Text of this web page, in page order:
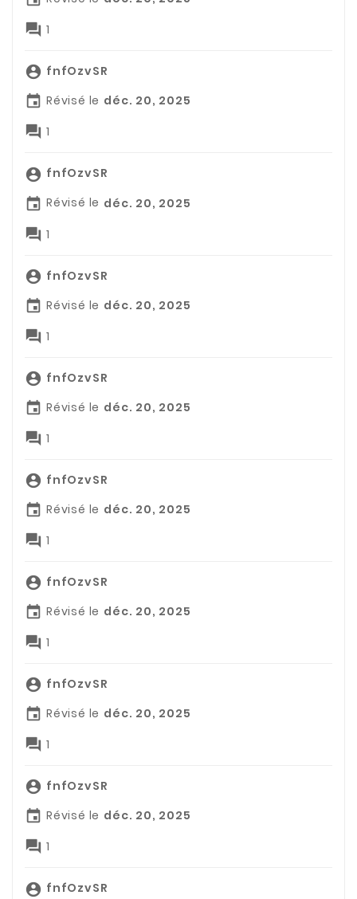
 1
 fnfOzvSR
 Révisé le déc. 20, 2025
 1
 fnfOzvSR
 Révisé le déc. 20, 2025
 1
 fnfOzvSR
 Révisé le déc. 20, 2025
 1
 fnfOzvSR
 Révisé le déc. 20, 2025
 1
 fnfOzvSR
 Révisé le déc. 20, 2025
 1
 fnfOzvSR
 Révisé le déc. 20, 2025
 1
 fnfOzvSR
 Révisé le déc. 20, 2025
 1
 fnfOzvSR
 Révisé le déc. 20, 2025
 1
 fnfOzvSR